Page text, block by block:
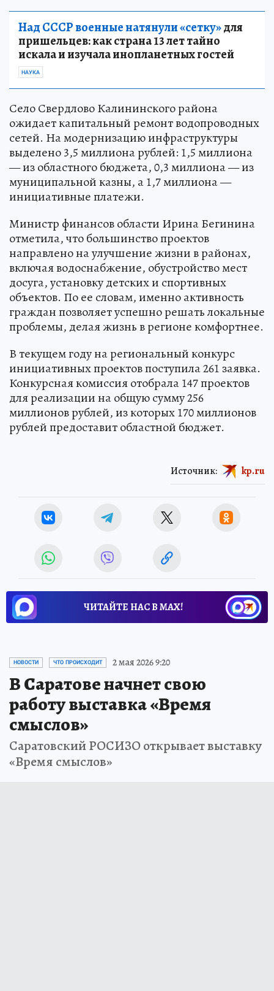
Над СССР военные натянули «сетку»для
пришельцев: как страна 13 лет тайно
искала и изучала инопланетных гостей
НАУКА
Село Свердлово Калининского района
ожидает капитальный ремонт водопроводных
сетей. На модернизацию инфраструктуры
выделено 3,5 миллиона рублей: 1,5 миллиона
— из областного бюджета, 0,3 миллиона — из
муниципальной казны, а 1,7 миллиона —
инициативные платежи.
Министр финансов области Ирина Бегинина
отметила, что большинство проектов
направлено на улучшение жизни в районах,
включая водоснабжение, обустройство мест
досуга, установку детских и спортивных
объектов. По ее словам, именно активность
граждан позволяет успешно решать локальные
проблемы, делая жизнь в регионе комфортнее.
В текущем году на региональный конкурс
инициативных проектов поступила 261 заявка.
Конкурсная комиссия отобрала 147 проектов
для реализации на общую сумму 256
миллионов рублей, из которых 170 миллионов
рублей предоставит областной бюджет.
Источник: kp.ru
ЧИТАЙТЕ НАС В МАХ!
НОВОСТИ ЧТО ПРОИСХОДИТ 2 мая 2026 9:20
В Саратове начнет свою
работу выставка «Время
смыслов»
Саратовский РОСИЗО открывает выставку
«Время смыслов»